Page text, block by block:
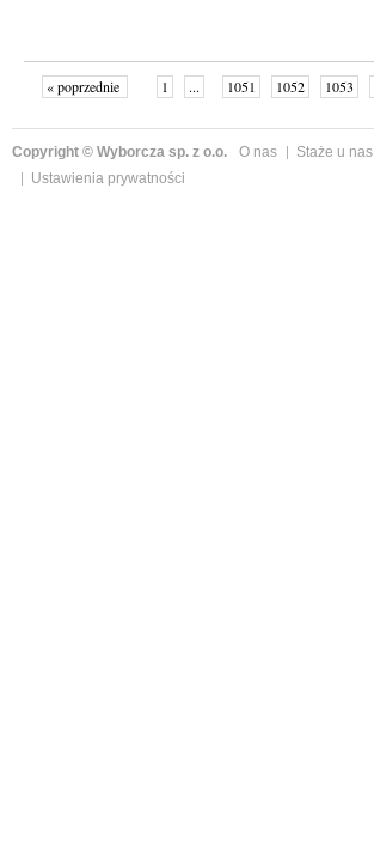
« poprzednie 1 ... 1051 1052 1053
Copyright © Wyborcza sp. z o.o. O nas Staże u nas
Ustawienia prywatności